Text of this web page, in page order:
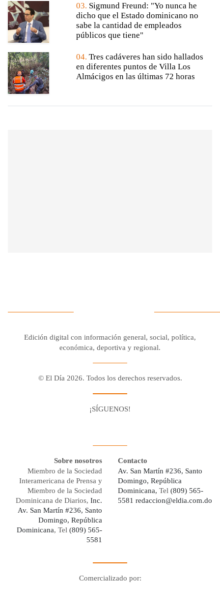
03. Sigmund Freund: "Yo nunca he
dicho que el Estado dominicano no
sabe la cantidad de empleados
públicos que tiene"
04. Tres cadáveres han sido hallados
en diferentes puntos de Villa Los
Almácigos en las últimas 72 horas
Edición digital con información general, social, política,
económica, deportiva y regional.
© El Día 2026. Todos los derechos reservados.
¡SÍGUENOS!
Sobre nosotros
Miembro de la Sociedad
Interamericana de Prensa y
Miembro de la Sociedad
Dominicana de Diarios, Inc.
Av. San Martín #236, Santo
Domingo, República
Dominicana, Tel (809) 565-
5581
Contacto
Av. San Martín #236, Santo
Domingo, República
Dominicana, Tel (809) 565-
5581 redaccion@eldia.com.do
Comercializado por: